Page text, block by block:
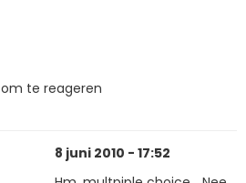
om te reageren
8 juni 2010 - 17:52